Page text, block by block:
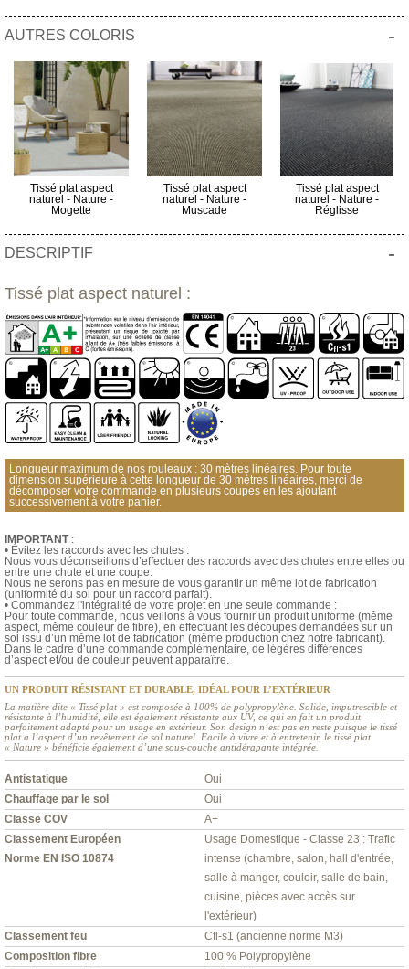
AUTRES COLORIS -
Tissé plat aspect
naturel - Nature -
Mogette
Tissé plat aspect
naturel - Nature -
Muscade
Tissé plat aspect
naturel - Nature -
Réglisse
DESCRIPTIF -
Tissé plat aspect naturel :
Longueur maximum de nos rouleaux : 30 mètres linéaires. Pour toute
dimension supérieure à cette longueur de 30 mètres linéaires, merci de
décomposer votre commande en plusieurs coupes en les ajoutant
successivement à votre panier.
IMPORTANT:
• Évitez les raccords avec les chutes :
Nous vous déconseillons d’effectuer des raccords avec des chutes entre elles ou
entre une chute et une coupe.
Nous ne serons pas en mesure de vous garantir un même lot de fabrication
(uniformité du sol pour un raccord parfait).
• Commandez l'intégralité de votre projet en une seule commande :
Pour toute commande, nous veillons à vous fournir un produit uniforme (même
aspect, même couleur de fibre), en effectuant les découpes demandées sur un
sol issu d’un même lot de fabrication (même production chez notre fabricant).
Dans le cadre d’une commande complémentaire, de légères différences
d’aspect et/ou de couleur peuvent apparaître.
UN PRODUIT RÉSISTANT ET DURABLE, IDÉAL POUR L’EXTÉRIEUR
La matière dite « Tissé plat » est composée à 100% de polypropylène. Solide, imputrescible et
résistante à l’humidité, elle est également résistante aux UV, ce qui en fait un produit
parfaitement adapté pour un usage en extérieur. Son design n’est pas en reste puisque le tissé
plat a l’aspect d’un revêtement de sol naturel. Facile à vivre et à entretenir, le tissé plat
« Nature » bénéficie également d’une sous-couche antidérapante intégrée.
Antistatique
Oui
Chauffage par le sol
Oui
Classe COV
A+
Classement Européen
Norme EN ISO 10874
Usage Domestique - Classe 23 : Trafic
intense (chambre, salon, hall d'entrée,
salle à manger, couloir, salle de bain,
cuisine, pièces avec accès sur
l'extérieur)
Classement feu
Cfl-s1 (ancienne norme M3)
Composition fibre
100 % Polypropylène